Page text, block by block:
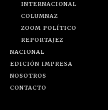
INTERNACIONAL
COLUMNAZ
ZOOM POLÍTICO
REPORTAJEZ
NACIONAL
EDICIÓN IMPRESA
NOSOTROS
CONTACTO